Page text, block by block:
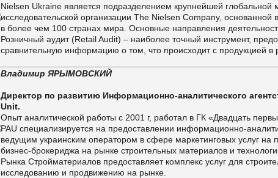
Nielsen Ukraine является подразделением крупнейшей глобальной
исследовательской организации The Nielsen Company,
в более чем 100 странах мира. Основные направления
Розничный аудит (Retail Audit) – наиболее точный инструмент,
сравнительную информацию о том, что происходит с продукцией в
Владимир ЯРЫМОВСКИЙ
Директор по развитию Информационно-аналитического
Unit.
Опыт аналитической работы с 2001 г, работал в ГК «Двадцать
PAU специализируется на предоставлении информационно-
ведущим украинским оператором в сфере маркетинговых услуг
бизнес-брокериджа на рынке строительных материалов и
Рынка Стройматериалов предоставляет комплекс услуг для
исследованию и продвижению на рынке.